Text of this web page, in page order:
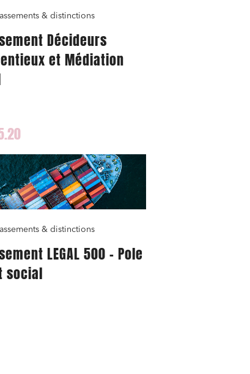
& distinctions
Décideurs
et Médiation
& distinctions
LEGAL 500 – Pole
social